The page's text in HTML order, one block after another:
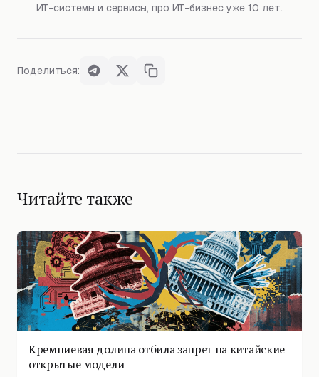
ИТ-системы и сервисы, про ИТ-бизнес уже 10 лет.
Поделиться:
Читайте также
Кремниевая долина отбила запрет на китайские
открытые модели